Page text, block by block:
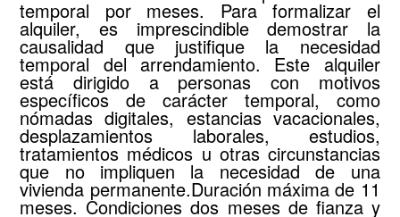
temporal por meses. Para formalizar el
alquiler, es imprescindible demostrar la
causalidad que justifique la necesidad
temporal del arrendamiento. Este alquiler
está dirigido a personas con motivos
específicos de carácter temporal, como
nómadas digitales, estancias vacacionales,
desplazamientos laborales, estudios,
tratamientos médicos u otras circunstancias
que no impliquen la necesidad de una
vivienda permanente.Duración máxima de 11
meses. Condiciones dos meses de fianza y